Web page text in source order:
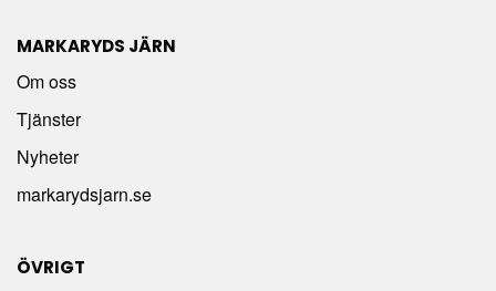
MARKARYDS JÄRN
Om oss
Tjänster
Nyheter
markarydsjarn.se
ÖVRIGT